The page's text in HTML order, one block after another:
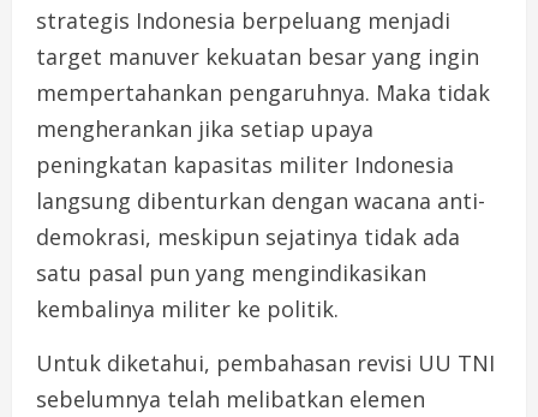
strategis Indonesia berpeluang menjadi
target manuver kekuatan besar yang ingin
mempertahankan pengaruhnya. Maka tidak
mengherankan jika setiap upaya
peningkatan kapasitas militer Indonesia
langsung dibenturkan dengan wacana anti-
demokrasi, meskipun sejatinya tidak ada
satu pasal pun yang mengindikasikan
kembalinya militer ke politik.
Untuk diketahui, pembahasan revisi UU TNI
sebelumnya telah melibatkan elemen